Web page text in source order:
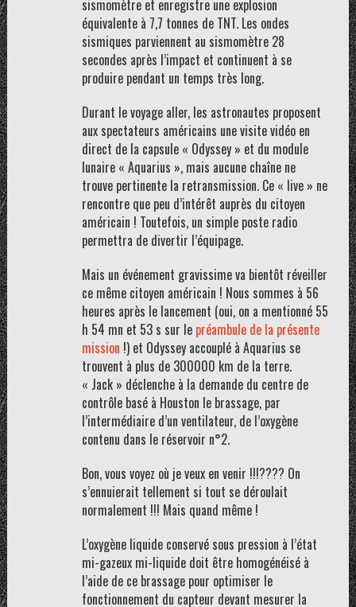
sismomètre et enregistre une explosion
équivalente à 7,7 tonnes de TNT. Les ondes
sismiques parviennent au sismomètre 28
secondes après l’impact et continuent à se
produire pendant un temps très long.
Durant le voyage aller, les astronautes proposent
aux spectateurs américains une visite vidéo en
direct de la capsule « Odyssey » et du module
lunaire « Aquarius », mais aucune chaîne ne
trouve pertinente la retransmission. Ce « live » ne
rencontre que peu d’intérêt auprès du citoyen
américain ! Toutefois, un simple poste radio
permettra de divertir l’équipage.
Mais un événement gravissime va bientôt réveiller
ce même citoyen américain ! Nous sommes à 56
heures après le lancement (oui, on a mentionné 55
h 54 mn et 53 s sur le préambule de la présente
mission !) et Odyssey accouplé à Aquarius se
trouvent à plus de 300000 km de la terre.
« Jack » déclenche à la demande du centre de
contrôle basé à Houston le brassage, par
l’intermédiaire d’un ventilateur, de l’oxygène
contenu dans le réservoir n°2.
Bon, vous voyez où je veux en venir !!!???? On
s’ennuierait tellement si tout se déroulait
normalement !!! Mais quand même !
L’oxygène liquide conservé sous pression à l’état
mi-gazeux mi-liquide doit être homogénéisé à
l’aide de ce brassage pour optimiser le
fonctionnement du capteur devant mesurer la